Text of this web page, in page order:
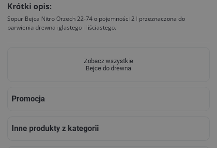
Krótki opis:
Sopur Bejca Nitro Orzech 22-74 o pojemności 2 l przeznaczona do
barwienia drewna iglastego i liściastego.
Zobacz wszystkie
Bejce do drewna
Promocja
Inne produkty z kategorii